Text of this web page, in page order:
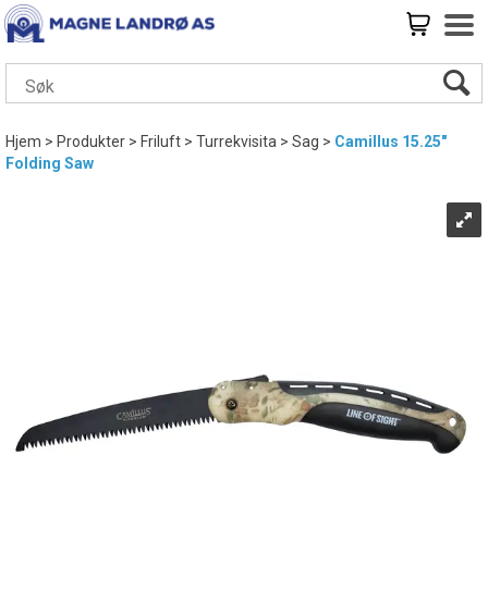
Hjem>Produkter>Friluft>Turrekvisita>Sag>Camillus 15.25"
Folding Saw